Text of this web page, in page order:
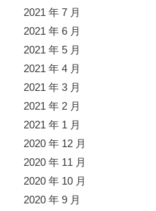
2021 年 7 月
2021 年 6 月
2021 年 5 月
2021 年 4 月
2021 年 3 月
2021 年 2 月
2021 年 1 月
2020 年 12 月
2020 年 11 月
2020 年 10 月
2020 年 9 月